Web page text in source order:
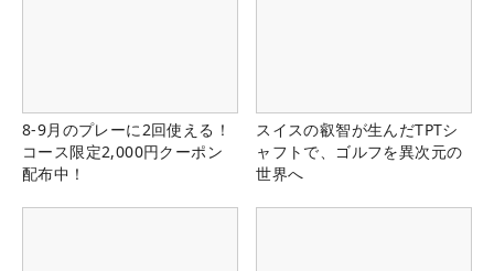
8-9月のプレーに2回使える！
コース限定2,000円クーポン
配布中！
スイスの叡智が生んだTPTシ
ャフトで、ゴルフを異次元の
世界へ